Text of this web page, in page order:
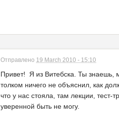
Отправлено 19 March 2010 - 15:10
Привет! Я из Витебска. Ты знаешь,
толком ничего не объяснил, как
что у нас стояла, там лекции, тест-
уверенной быть не могу.